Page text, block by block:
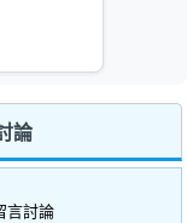
論
言討論